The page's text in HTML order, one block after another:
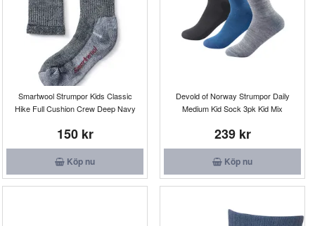
Smartwool Strumpor Kids Classic
Hike Full Cushion Crew Deep Navy
150 kr
Köp nu
Devold of Norway Strumpor Daily
Medium Kid Sock 3pk Kid Mix
239 kr
Köp nu